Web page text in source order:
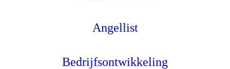
Angellist
Bedrijfsontwikkeling